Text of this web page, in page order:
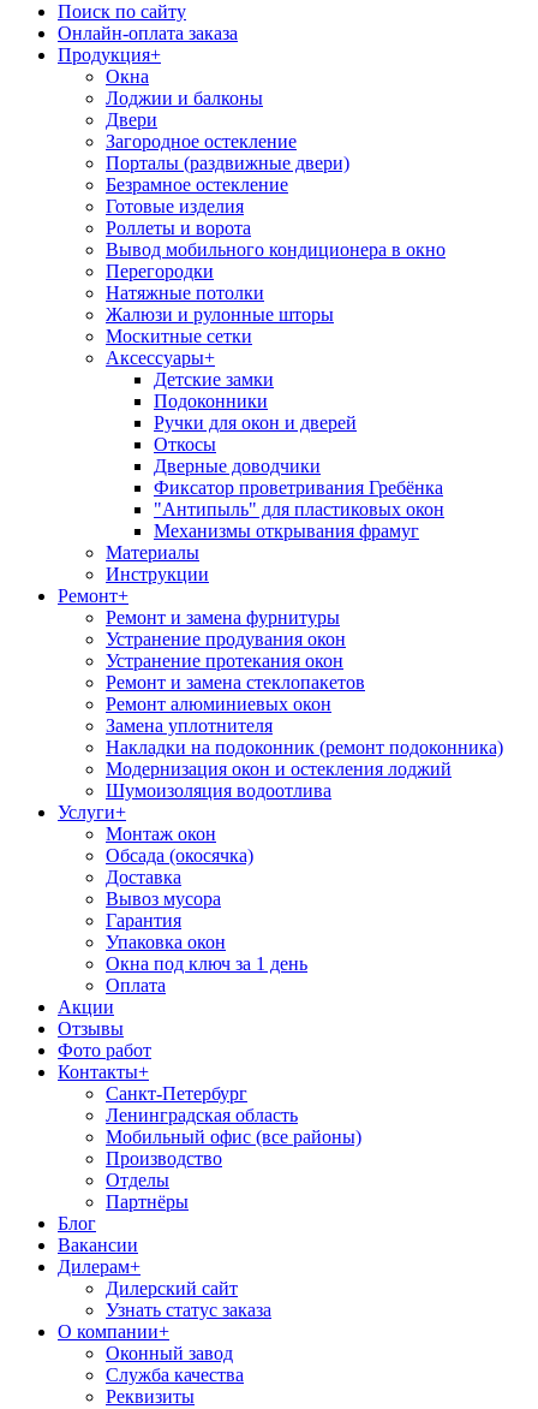
Поиск по сайту
Онлайн-оплата заказа
Продукция+
Окна
Лоджии и балконы
Двери
Загородное остекление
Порталы (раздвижные двери)
Безрамное остекление
Готовые изделия
Роллеты и ворота
Вывод мобильного кондиционера в окно
Перегородки
Натяжные потолки
Жалюзи и рулонные шторы
Москитные сетки
Аксессуары+
Детские замки
Подоконники
Ручки для окон и дверей
Откосы
Дверные доводчики
Фиксатор проветривания Гребёнка
"Антипыль" для пластиковых окон
Механизмы открывания фрамуг
Материалы
Инструкции
Ремонт+
Ремонт и замена фурнитуры
Устранение продувания окон
Устранение протекания окон
Ремонт и замена стеклопакетов
Ремонт алюминиевых окон
Замена уплотнителя
Накладки на подоконник (ремонт подоконника)
Модернизация окон и остекления лоджий
Шумоизоляция водоотлива
Услуги+
Монтаж окон
Обсада (окосячка)
Доставка
Вывоз мусора
Гарантия
Упаковка окон
Окна под ключ за 1 день
Оплата
Акции
Отзывы
Фото работ
Контакты+
Санкт-Петербург
Ленинградская область
Мобильный офис (все районы)
Производство
Отделы
Партнёры
Блог
Вакансии
Дилерам+
Дилерский сайт
Узнать статус заказа
О компании+
Оконный завод
Служба качества
Реквизиты